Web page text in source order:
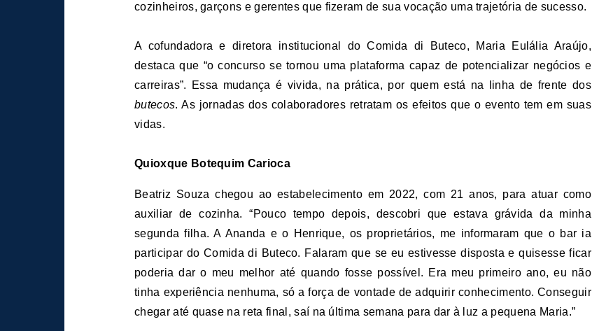
cozinheiros, garçons e gerentes que fizeram de sua vocação uma trajetória de sucesso.
A cofundadora e diretora institucional do Comida di Buteco, Maria Eulália Araújo,
destaca que “o concurso se tornou uma plataforma capaz de potencializar negócios e
carreiras”. Essa mudança é vivida, na prática, por quem está na linha de frente dos
butecos. As jornadas dos colaboradores retratam os efeitos que o evento tem em suas
vidas.
Quioxque Botequim Carioca
Beatriz Souza chegou ao estabelecimento em 2022, com 21 anos, para atuar como
auxiliar de cozinha. “Pouco tempo depois, descobri que estava grávida da minha
segunda filha. A Ananda e o Henrique, os proprietários, me informaram que o bar ia
participar do Comida di Buteco. Falaram que se eu estivesse disposta e quisesse ficar
poderia dar o meu melhor até quando fosse possível. Era meu primeiro ano, eu não
tinha experiência nenhuma, só a força de vontade de adquirir conhecimento. Conseguir
chegar até quase na reta final, saí na última semana para dar à luz a pequena Maria.”